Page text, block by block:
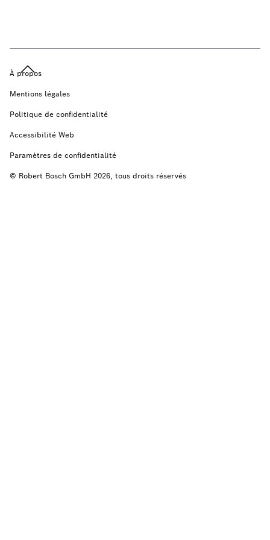
À propos
Mentions légales
Politique de confidentialité
Accessibilité Web
Paramètres de confidentialité
© Robert Bosch GmbH 2026, tous droits réservés